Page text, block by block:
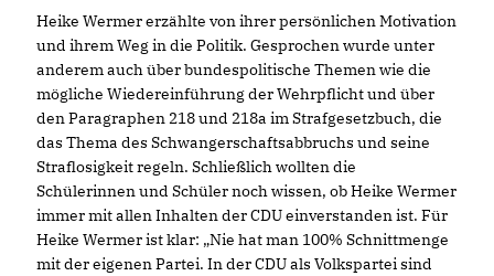
Heike Wermer erzählte von ihrer persönlichen Motivation
und ihrem Weg in die Politik. Gesprochen wurde unter
anderem auch über bundespolitische Themen wie die
mögliche Wiedereinführung der Wehrpflicht und über
den Paragraphen 218 und 218a im Strafgesetzbuch, die
das Thema des Schwangerschaftsabbruchs und seine
Straflosigkeit regeln. Schließlich wollten die
Schülerinnen und Schüler noch wissen, ob Heike Wermer
immer mit allen Inhalten der CDU einverstanden ist. Für
Heike Wermer ist klar: „Nie hat man 100% Schnittmenge
mit der eigenen Partei. In der CDU als Volkspartei sind